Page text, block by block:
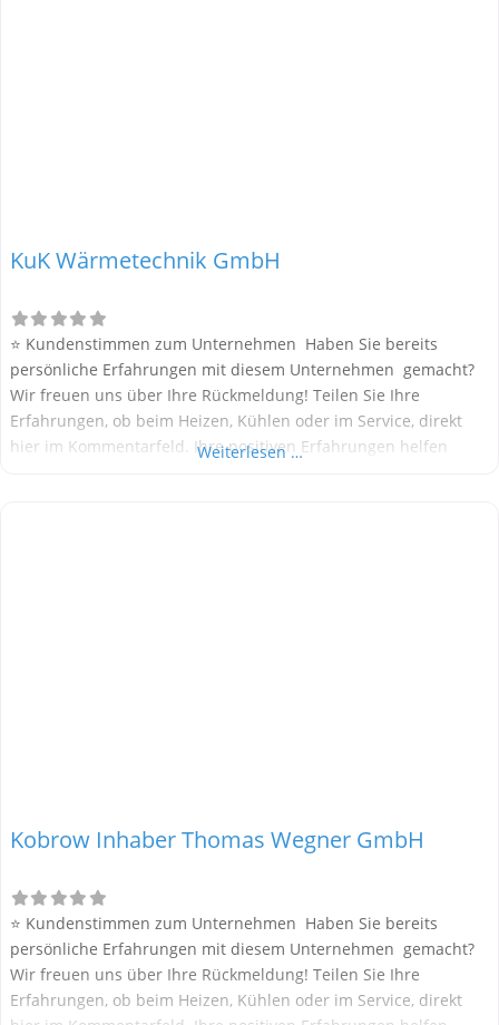
KuK Wärmetechnik GmbH
⭐ Kundenstimmen zum Unternehmen Haben Sie bereits
persönliche Erfahrungen mit diesem Unternehmen gemacht?
Wir freuen uns über Ihre Rückmeldung! Teilen Sie Ihre
Erfahrungen, ob beim Heizen, Kühlen oder im Service, direkt
hier im Kommentarfeld. Ihre positiven Erfahrungen helfen
Weiterlesen …
Kobrow Inhaber Thomas Wegner GmbH
⭐ Kundenstimmen zum Unternehmen Haben Sie bereits
persönliche Erfahrungen mit diesem Unternehmen gemacht?
Wir freuen uns über Ihre Rückmeldung! Teilen Sie Ihre
Erfahrungen, ob beim Heizen, Kühlen oder im Service, direkt